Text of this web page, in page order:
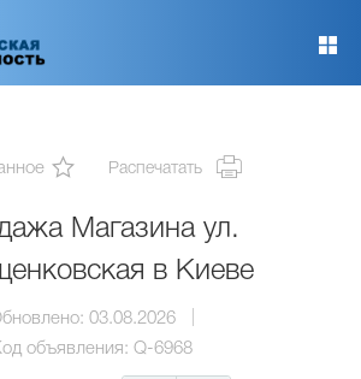
Распечатать
Магазина ул.
в Киеве
03.08.2026
объявления: Q-6968